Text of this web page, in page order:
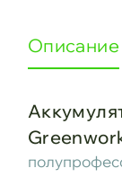
Описание